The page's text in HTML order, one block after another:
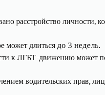
расстройство личности,
может длиться до 3 недель.
к ЛГБТ-движению может
водительских прав,